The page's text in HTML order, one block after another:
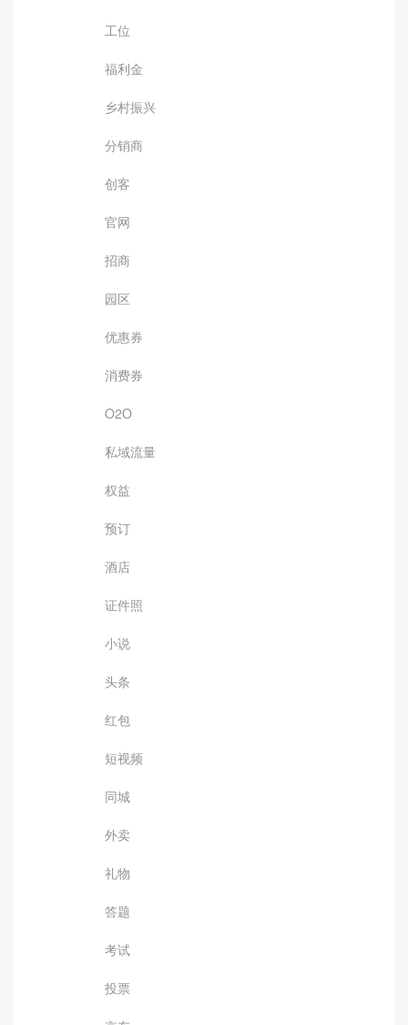
工位
福利金
乡村振兴
分销商
创客
官网
招商
园区
优惠券
消费券
O2O
私域流量
权益
预订
酒店
证件照
小说
头条
红包
短视频
同城
外卖
礼物
答题
考试
投票